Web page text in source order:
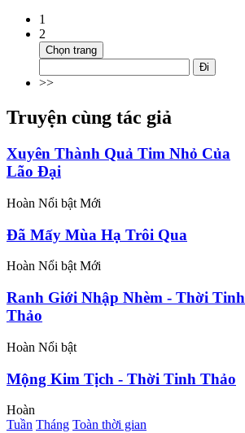
1
2
Chọn trang
Đi
>>
Truyện cùng tác giả
Xuyên Thành Quả Tim Nhỏ Của
Lão Đại
Hoàn Nổi bật Mới
Đã Mấy Mùa Hạ Trôi Qua
Hoàn Nổi bật Mới
Ranh Giới Nhập Nhèm - Thời Tinh
Thảo
Hoàn Nổi bật
Mộng Kim Tịch - Thời Tinh Thảo
Hoàn
Tuần Tháng Toàn thời gian